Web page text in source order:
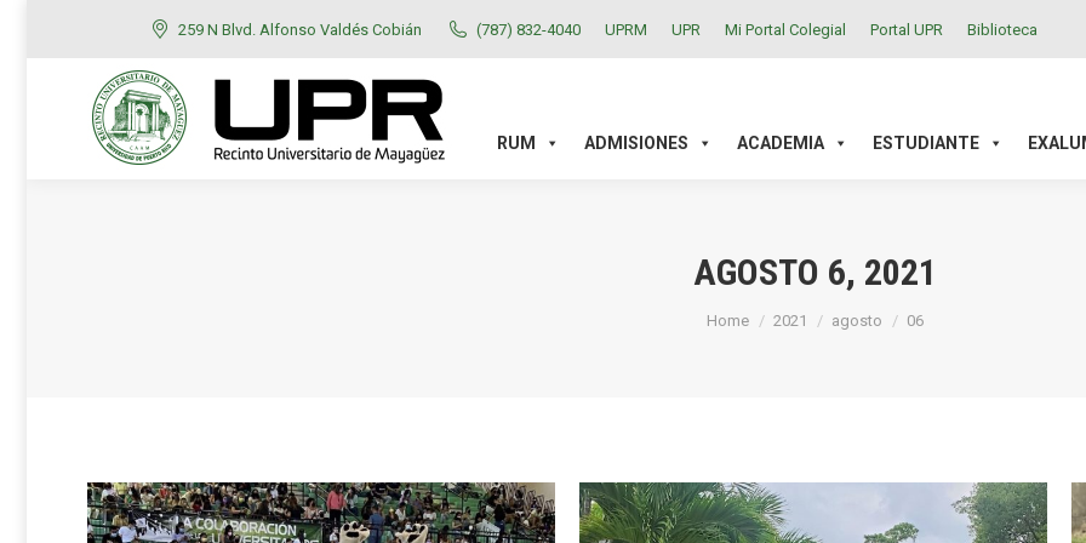
259 N Blvd. Alfonso Valdés Cobián (787) 832-4040 UPRM UPR Mi Portal Colegial Portal UPR Biblioteca
RUM ADMISIONES ACADEMIA ESTUDIANTE
AGOSTO 6, 2021
You are here:
Home 2021 agosto 06
RUM ADMISIONES